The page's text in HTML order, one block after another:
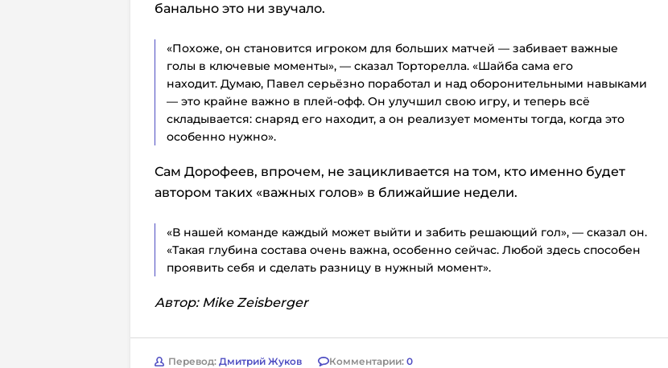
банально это ни звучало.
«Похоже, он становится игроком для больших матчей — забивает важные
голы в ключевые моменты», — сказал Торторелла. «Шайба сама его
находит. Думаю, Павел серьёзно поработал и над оборонительными навыками
— это крайне важно в плей-офф. Он улучшил свою игру, и теперь всё
складывается: снаряд его находит, а он реализует моменты тогда, когда это
особенно нужно».
Сам Дорофеев, впрочем, не зацикливается на том, кто именно будет
автором таких «важных голов» в ближайшие недели.
«В нашей команде каждый может выйти и забить решающий гол», — сказал он.
«Такая глубина состава очень важна, особенно сейчас. Любой здесь способен
проявить себя и сделать разницу в нужный момент».
Автор: Mike Zeisberger
Перевод: Дмитрий Жуков Комментарии: 0